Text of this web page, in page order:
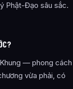
Phật-Đạo sâu sắc.
— phong cách
vừa phải, có